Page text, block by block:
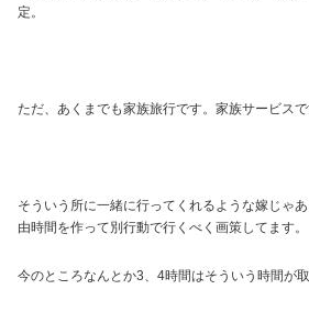
定。
ただ、あくまでも家族旅行です。家族サービスで
そういう所に一緒に行ってくれるような嫁じゃ
由時間を作って別行動で行くべく画策してます。
今のところなんとか3、4時間はそういう時間が取